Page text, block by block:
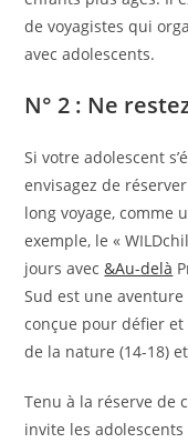
de voyagistes qui
avec adolescents.
N° 2 : Ne
Si votre adolescent
envisagez de
long voyage, comme
exemple, le «
jours avec&Au-delà
Sud est une
conçue pour défier
de la nature (14-18)
Tenu à la réserve de
invite les